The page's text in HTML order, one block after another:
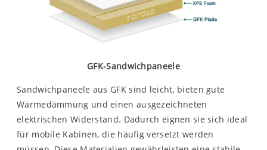
GFK-Sandwichpaneele
Sandwichpaneele aus GFK sind leicht, bieten gute
Wärmedämmung und einen ausgezeichneten
elektrischen Widerstand. Dadurch eignen sie sich ideal
für mobile Kabinen, die häufig versetzt werden